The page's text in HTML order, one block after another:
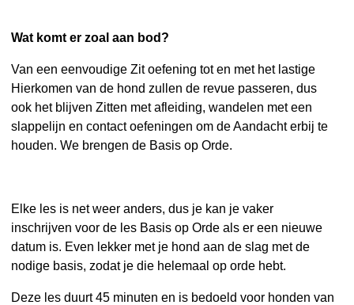
Wat komt er zoal aan bod?
Van een eenvoudige Zit oefening tot en met het lastige
Hierkomen van de hond zullen de revue passeren, dus
ook het blijven Zitten met afleiding, wandelen met een
slappelijn en contact oefeningen om de Aandacht erbij te
houden. We brengen de Basis op Orde.
Elke les is net weer anders, dus je kan je vaker
inschrijven voor de les Basis op Orde als er een nieuwe
datum is. Even lekker met je hond aan de slag met de
nodige basis, zodat je die helemaal op orde hebt.
Deze les duurt 45 minuten en is bedoeld voor honden van